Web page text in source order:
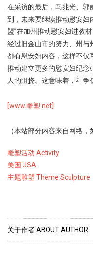
在采访的最后，马兆光、郭
到，未来要继续推动慰安妇
盟”在加州推动慰安妇进教
经过旧金山市的努力、州与
都有慰安妇内容，这样不仅
推动建立更多的慰安妇纪念
人的阻挠。这意味着，斗争
[www.雕塑.net]
（本站部分内容来自网络，
Category2
雕塑活动 Activity
雕
塑
美国 USA
雕
Classified
主题雕塑 Theme Sculpture
关于作者 ABOUT AUTHOR